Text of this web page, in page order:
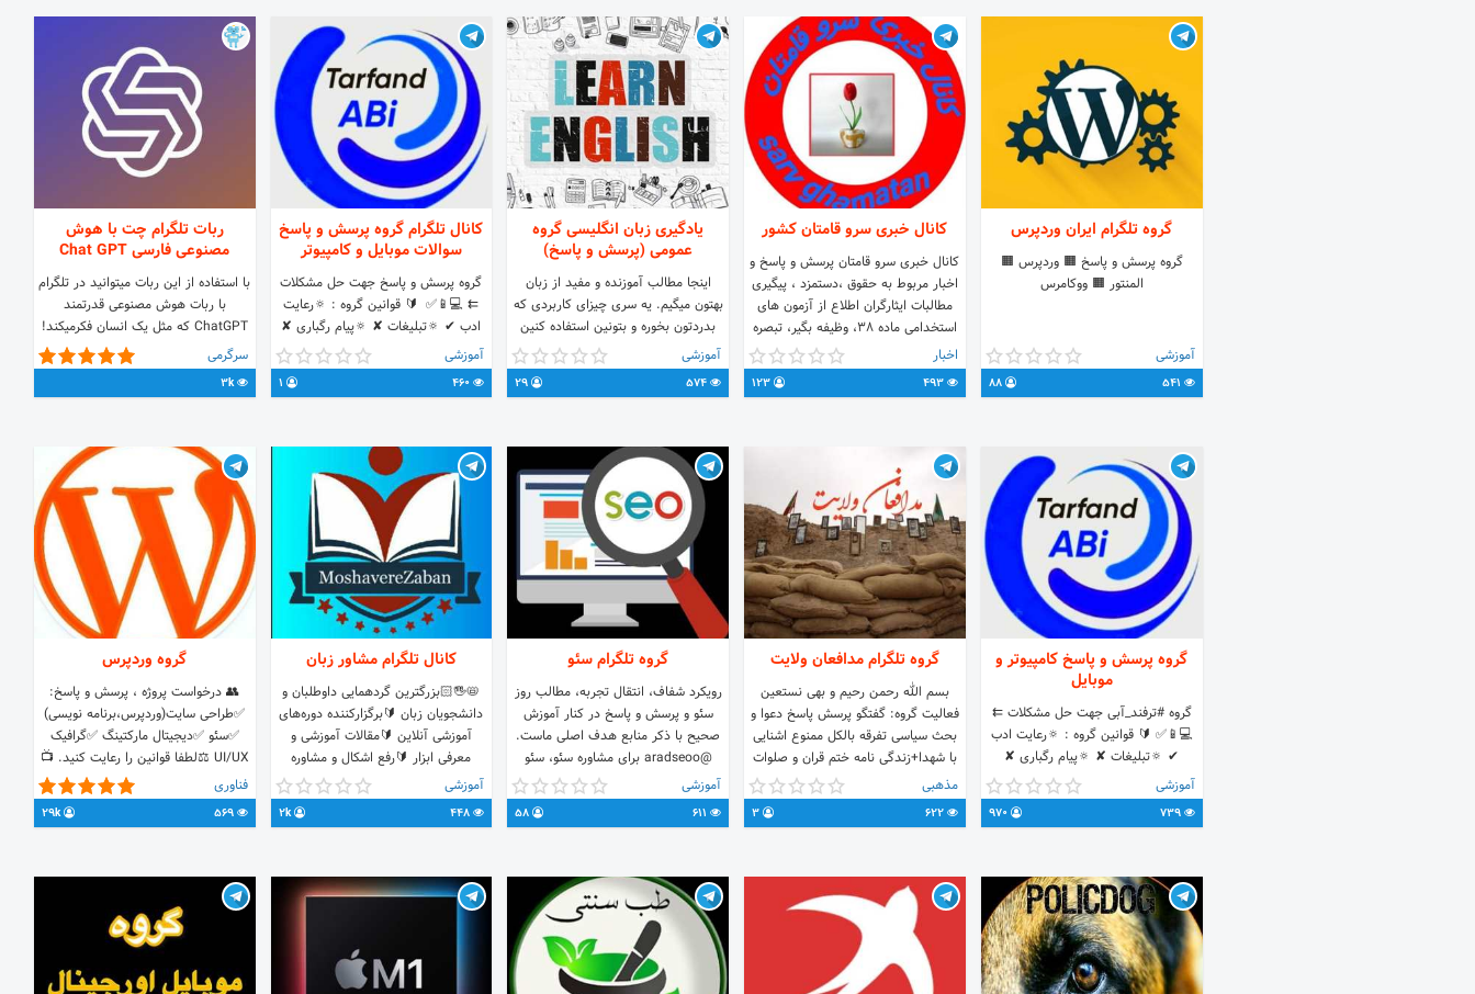
گروه تلگرام ایران وردپرس
گروه پرسش و پاسخ 🟧 وردپرس 🟧
المنتور 🟧 ووکامرس
آموزشی
88
کانال خبری سرو قامتان کشور
کانال خبری سرو قامتان پرسش و پاسخ و
اخبار مربوط به حقوق ،دستمزد ، پیگیری
مطالبات ایثارگران اطلاع از آزمون های
استخدامی ماده ۳۸، وظیفه بگیر، تبصره
بگیر ، حالت اشتغال، مستمری خانواده
های شهداووو
اخبار
493
123
یادگیری زبان انگلیسی گروه
عمومی (پرسش و پاسخ)
اینجا مطالب آموزنده و مفید از زبان
بهتون میگیم. یه سری چیزای کاربردی که
بدردتون بخوره و بتونین استفاده کنین
براتون قرار میدیم🌹. برای یادگیری زبان
به صورت حرفه ای تر و تخصصی تر
میتونین عضو کانال vip ما بشین که صفر
آموزشی
574
29
کانال تلگرام گروه پرسش و پاسخ
سوالات موبایل و کامپیوتر
گروه پرسش و پاسخ جهت حل مشکلات
⇇ 💻📱✅ 🔰 قوانین گروه : 🔅رعایت
ادب ✔ 🔅تبلیغات ✘ 🔅پیام رگباری ✘
🔅بحث غیر مرتبط ✘ جمع دوستانه برای
رفع مشکلات همدیگه 💙🤝
@NOTblack7 : VPN فروش 🔺 🌐 ID
آموزشی
460
ربات تلگرام چت با هوش
مصنوعی فارسی Chat GPT
با استفاده از این ربات میتوانید در تلگرام
با ربات هوش مصنوعی قدرتمند
ChatGPT که مثل یک انسان فکرمیکند!
چت کنید و هر سؤالی دارید از او بپرسید
و به رایگان پاسخ بگیرید!
سرگرمی
3k
گروه پرسش و پاسخ کامپیوتر و
موبایل
گروه #ترفند_آبی جهت حل مشکلات ⇇
💻📱✅ 🔰 قوانین گروه : 🔅رعایت ادب
✔ 🔅تبلیغات ✘ 🔅پیام رگباری ✘
🔅بحث غیر مرتبط ✘ جمع دوستانه برای
رفع مشکلات همدیگه 💙🤝
@NOTblack7 : VPN فروش 🌐 ID
آموزشی
739
970
گروه تلگرام مدافعان ولایت
بسم الله رحمن رحیم و بهی نستعین
فعالیت گروه: گفتگو پرسش پاسخ دعوا و
بحث سیاسی تفرقه بالکل ممنوع اشنایی
با شهدا+زندگی نامه ختم قران و صلوات
لطفا احتراما خواهش میکنم ادب و حرمت
شهدا رعایت شود لطفا مذاهب غیر از
شیعه وارد نشود تعجیل در فرج ظهور اقا
مذهبی
622
3
گروه تلگرام سئو
رویکرد شفاف، انتقال تجربه، مطالب روز
سئو و پرسش و پاسخ در کنار آموزش
صحیح با ذکر منابع هدف اصلی ماست.
@aradseoo برای مشاوره سئو، سئو
تکنیکال و طراحی سایت پیام بدید
aradseo.org Admin:
@parsaheydari28
آموزشی
611
58
کانال تلگرام مشاور زبان
📛🖐🏻بزرگترین گردهمایی داوطلبان و
دانشجویان زبان 🔰برگزارکننده دوره‌های
آموزشی آنلاین 🔰مقالات آموزشی و
معرفی ابزار 🔰رفع اشکال و مشاوره
رایگان 💯 لینک گروه پرسش و پاسخ
https://t.me/joinchat/2oI0XKZw8x80MTI0
🆔 @Poshtiban_servicee
آموزشی
448
2k
گروه وردپرس
👥 درخواست پروژه ، پرسش و پاسخ:
✅طراحی سایت(وردپرس،برنامه نویسی)
✅سئو ✅دیجیتال مارکتینگ ✅گرافیک
UI/UX ⚖️لطفا قوانین را رعایت کنید. 📺
تبلیغات: @DeveloperAlirezaفناوری
569
29k